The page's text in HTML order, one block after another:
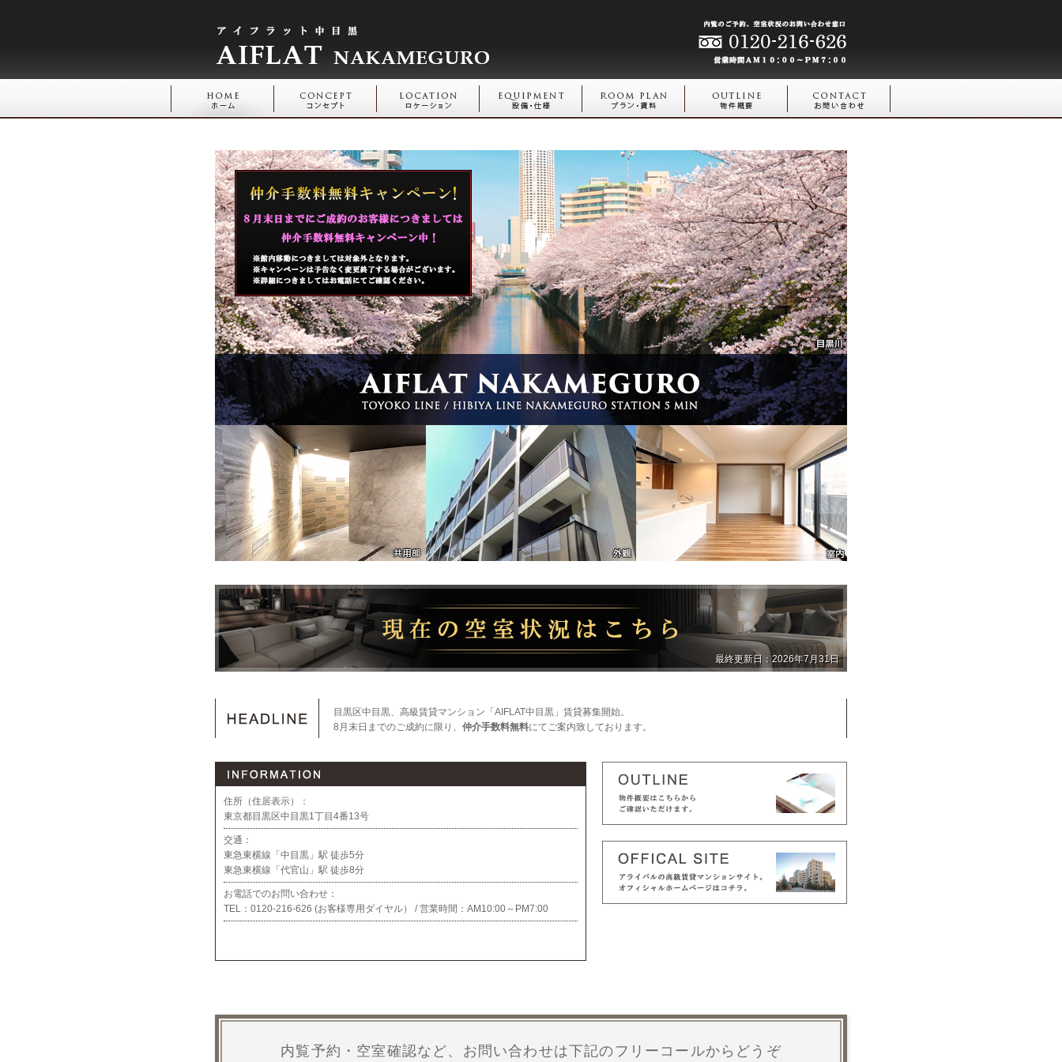
最終更新日：2026年7月31日
目黒区中目黒、高級賃貸マンション「AIFLAT中目黒」賃貸募集開始。
8月末日までのご成約に限り、 仲介手数料無料にてご案内致しております。
住所（住居表示）：
東京都目黒区中目黒1丁目4番13号
交通：
東急東横線「中目黒」駅 徒歩5分
東急東横線「代官山」駅 徒歩8分
お電話でのお問い合わせ：
TEL： 0120-216-626 (お客様専用ダイヤル） / 営業時間： AM10:00～PM7:00
内覧予約・空室確認など、お問い合わせは下記のフリーコールからどうぞ